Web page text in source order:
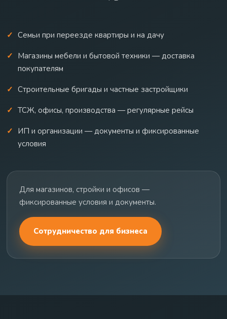
Семьи при переезде квартиры и на дачу
Магазины мебели и бытовой техники — доставка
покупателям
Строительные бригады и частные застройщики
ТСЖ, офисы, производства — регулярные рейсы
ИП и организации — документы и фиксированные
условия
Для магазинов, стройки и офисов —
фиксированные условия и документы.
Сотрудничество для бизнеса